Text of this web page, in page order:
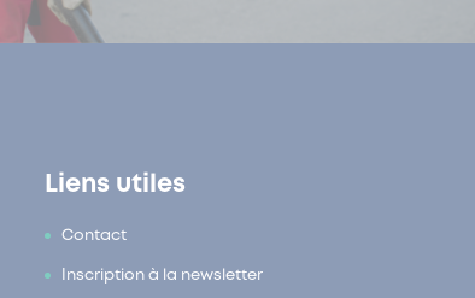
Liens utiles
Contact
Inscription à la newsletter